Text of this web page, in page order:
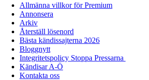
Allmänna villkor för Premium
Annonsera
Arkiv
Återställ lösenord
Bästa kändissajterna 2026
Bloggnytt
Integritetspolicy Stoppa Pressarna
Kändisar A-Ö
Kontakta oss